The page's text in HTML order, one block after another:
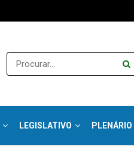
LEGISLATIVO PLENÁRIO